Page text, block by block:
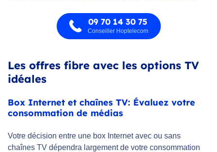
09 70 14 30 75
Conseiller Hoptelecom
Les offres fibre avec les options TV
idéales
Box Internet et chaînes TV: Évaluez votre
consommation de médias
Votre décision entre une box Internet avec ou sans
chaînes TV dépendra largement de votre consommation